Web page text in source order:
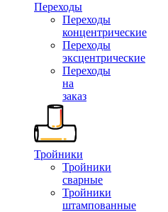
Переходы
Переходы
концентрические
Переходы
эксцентрические
Переходы
на
заказ
Тройники
Тройники
сварные
Тройники
штампованные